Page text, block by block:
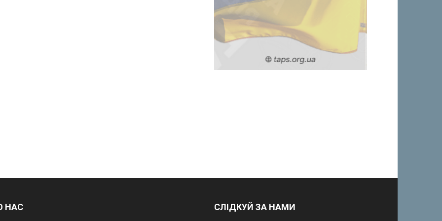
НАС СЛІДКУЙ ЗА НАМИ